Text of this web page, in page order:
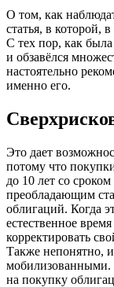
О том, как
статья, в которой,
С тех пор, как была
и обзавёлся
настоятельно
именно его.
Это дает
потому что
до 10 лет со
преобладающим
облигаций. Когда
естественное
корректировать
Также непонятно,
мобилизованными.
на покупку